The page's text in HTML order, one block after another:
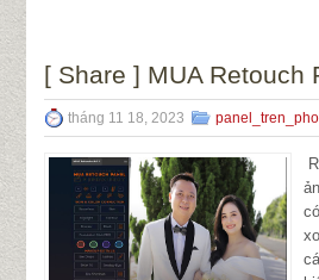
[ Share ] MUA Retouch
tháng 11 18, 2023